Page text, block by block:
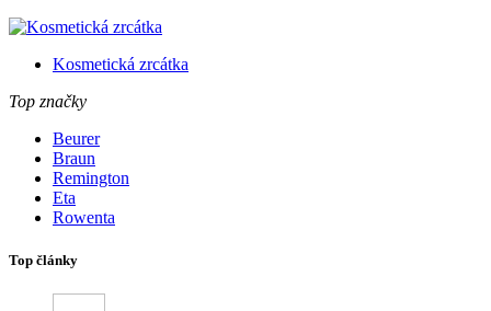
Kosmetická zrcátka
Top značky
Beurer
Braun
Remington
Eta
Rowenta
Top články